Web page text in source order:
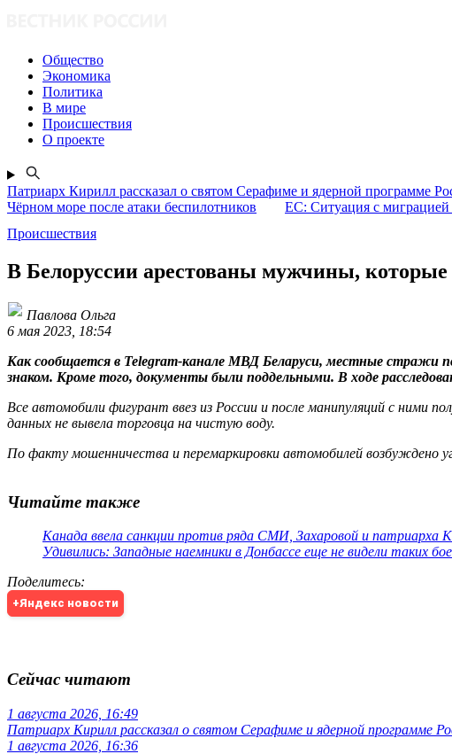
Общество
Экономика
Политика
В мире
Происшествия
О проекте
Патриарх Кирилл рассказал о святом Серафиме и ядерной программе
Чёрном море после атаки беспилотников
ЕС: Ситуация с
Происшествия
В Белоруссии арестованы мужчины,
Павлова Ольга
6 мая 2023, 18:54
Как сообщается в Telegram-канале МВД Беларуси, местные стражи
знаком. Кроме того, документы были поддельными. В ходе
Все автомобили фигурант ввез из России и после манипуляций с ними
данных не вывела торговца на чистую воду.
По факту мошенничества и перемаркировки автомобилей возбуждено
Читайте также
Канада ввела санкции против ряда СМИ, Захаровой и патриарха
Удивились: Западные наемники в Донбассе еще не видели таких
Поделитесь:
+Яндекс новости
Сейчас читают
1 августа 2026, 16:49
Патриарх Кирилл рассказал о святом Серафиме и ядерной программе
1 августа 2026, 16:36